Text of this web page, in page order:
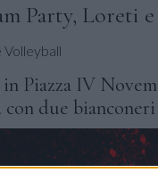
Party, Loreti
Volleyball
in Piazza IV
due